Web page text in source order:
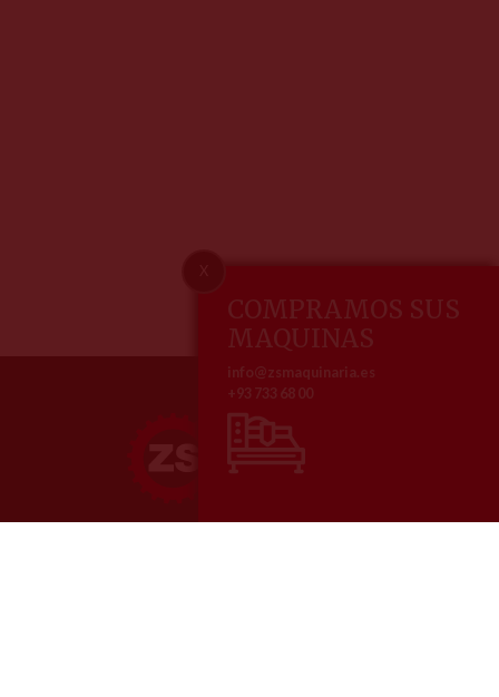
COMPRAMOS SUS
MAQUINAS
info@zsmaquinaria.es
+93 733 68 00